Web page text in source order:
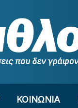
ΚΟΙΝΩΝΙΑ